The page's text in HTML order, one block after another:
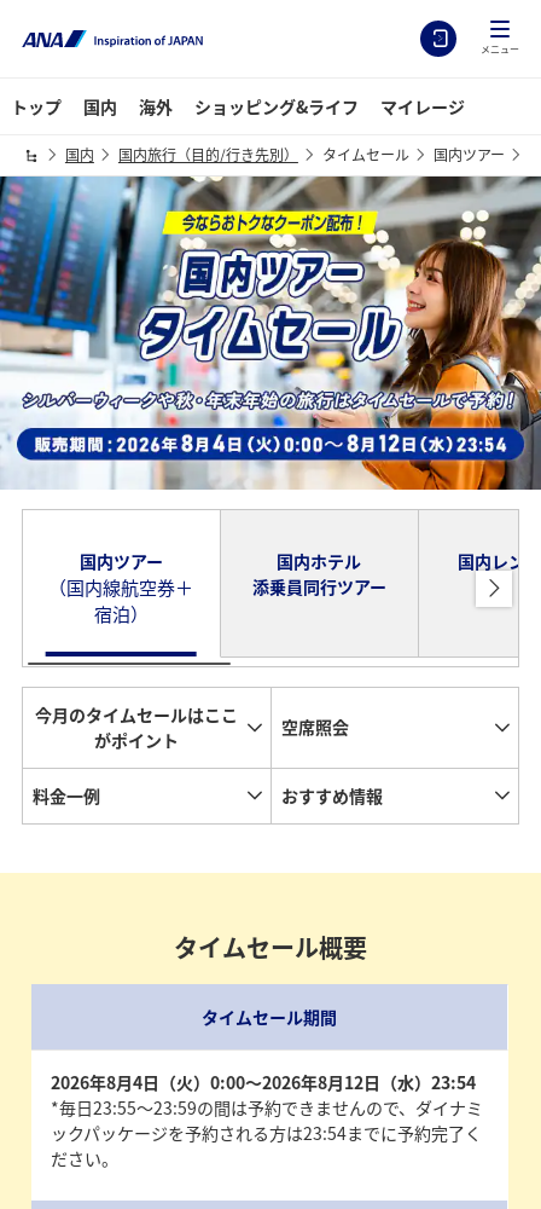
メニュー
トップ 国内 海外 ショッピング&ライフ マイレージ
国内 国内旅行（目的/行き先別） タイムセール 国内ツアー
国内ツアー
（国内線航空券＋
宿泊）
国内ホテル
添乗員同行ツアー
国内レン
今月のタイムセールはここ
がポイント
空席照会
料金一例 おすすめ情報
タイムセール概要
タイムセール期間
2026年8月4日（火）0:00～2026年8月12日（水）23:54
*毎日23:55～23:59の間は予約できませんので、ダイナミ
ックパッケージを予約される方は23:54までに予約完了く
ださい。